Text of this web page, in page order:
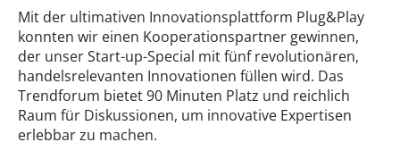
Mit der ultimativen Innovationsplattform Plug&Play
konnten wir einen Kooperationspartner gewinnen,
der unser Start-up-Special mit fünf revolutionären,
handelsrelevanten Innovationen füllen wird. Das
Trendforum bietet 90 Minuten Platz und reichlich
Raum für Diskussionen, um innovative Expertisen
erlebbar zu machen.